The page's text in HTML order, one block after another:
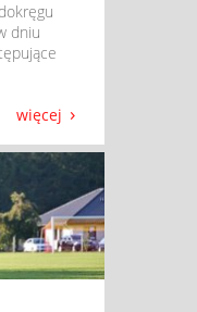
dniu
więcej